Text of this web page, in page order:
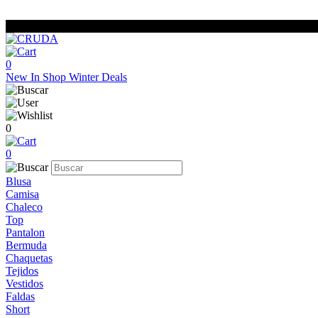
0
New In Shop Winter Deals
0
0
Blusa
Camisa
Chaleco
Top
Pantalon
Bermuda
Chaquetas
Tejidos
Vestidos
Faldas
Short